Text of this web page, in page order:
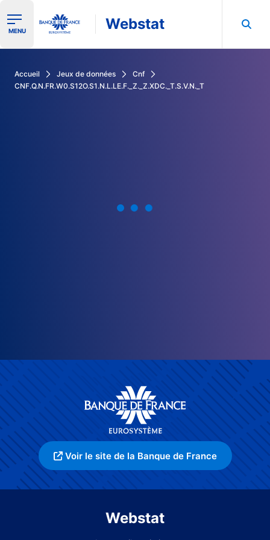
Ouvrir le menu de navigation
MENU Webstat
Accueil Jeux de données
Cnf
CNF.Q.N.FR.W0.S12O.S1.N.L.LE.F._Z._Z.XDC._T.S.V.N._T
Voir le site de la Banque de France
Webstat